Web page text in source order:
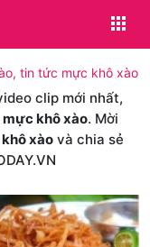
tin tức mực khô xào
clip mới nhất,
mực khô xào. Mời
xào và chia sẻ